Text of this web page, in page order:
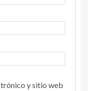
y sitio web